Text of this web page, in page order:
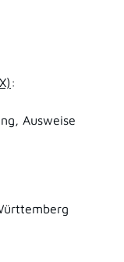
:
Ausweise